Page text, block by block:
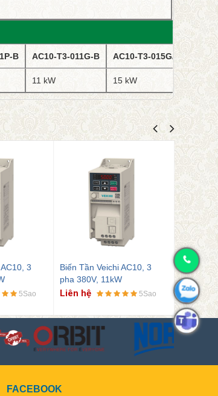
B AC10-T3-011G-B AC10-T3-015G/018P-B
11 kW 15 kW
3
5Sao
Biến Tần Veichi AC10, 3
pha 380V, 11kW
Liên hệ 5Sao
Biến
Pha
Liên hệ
FACEBOOK